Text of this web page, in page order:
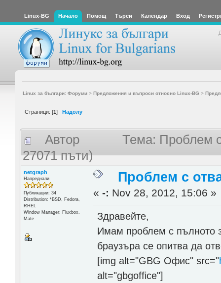
Linux-BG Начало Помощ Търси Календар Вход
Linux за българи: Форуми> Предложения и въпроси относно Linux-BG >
Страници: [1] Надолу
Автор
Тема: Проблем
27071 пъти)
netgraph
Напреднали
Публикации: 34
Distribution: *BSD, Fedora,
RHEL
Window Manager: Fluxbox,
Mate
Проблем с
«-: Nov 28, 2012, 15:06 »
Здравейте,
Имам проблем с пълното
браузъра се опитва да
[img alt="GBG Офис" src="
alt="gbgoffice"]